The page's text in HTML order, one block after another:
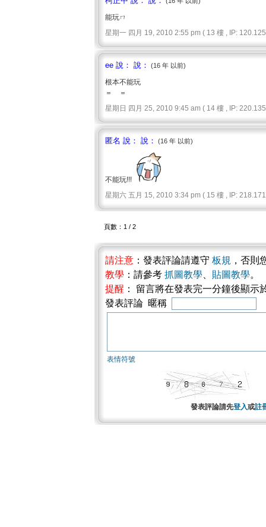
能玩ㄇ
星期一 四月 19, 2010 2:55 pm ( 13 樓 , IP:
ee 說： 說： (16 年 以前)
根本不能玩
＝ ＝
星期日 四月 25, 2010 9:45 am ( 14 樓 , IP:
匿名 說： 說： (16 年 以前)
不能玩!!!
星期六 五月 15, 2010 3:34 pm ( 15 樓 , IP:
頁數：1 / 2
請注意 ：發表評論請遵守 板規 ，否則
教學 ：請參考 抓圖教學 貼圖教學。
提醒 ： 留言將在發表完一分鐘後顯
發表評論 暱稱
表情符號
發表評論請先登入或註